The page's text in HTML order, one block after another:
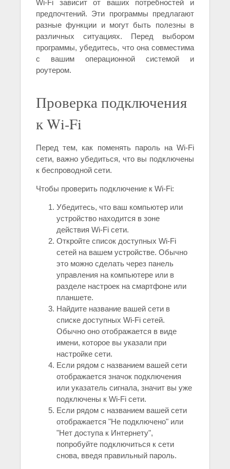
Wi-Fi зависит от ваших потребностей и
предпочтений. Эти программы предлагают
разные функции и могут быть полезны в
различных ситуациях. Перед выбором
программы, убедитесь, что она совместима
с вашим операционной системой и
роутером.
Проверка подключения
к Wi-Fi
Перед тем, как поменять пароль на Wi-Fi
сети, важно убедиться, что вы подключены
к беспроводной сети.
Чтобы проверить подключение к Wi-Fi:
Убедитесь, что ваш компьютер или
устройство находится в зоне
действия Wi-Fi сети.
Откройте список доступных Wi-Fi
сетей на вашем устройстве. Обычно
это можно сделать через панель
управления на компьютере или в
разделе настроек на смартфоне или
планшете.
Найдите название вашей сети в
списке доступных Wi-Fi сетей.
Обычно оно отображается в виде
имени, которое вы указали при
настройке сети.
Если рядом с названием вашей сети
отображается значок подключения
или указатель сигнала, значит вы уже
подключены к Wi-Fi сети.
Если рядом с названием вашей сети
отображается "Не подключено" или
"Нет доступа к Интернету",
попробуйте подключиться к сети
снова, введя правильный пароль.